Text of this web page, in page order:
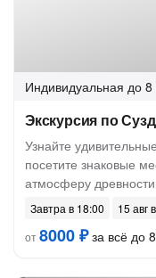
Индивидуальная до 8
Экскурсия по
Узнайте
посетите знаковые
атмосферу
Завтра в 18:00
15 авг
от8000 ₽за всё до